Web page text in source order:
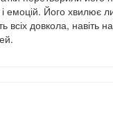
і емоцій. Його хвилює
всіх довкола, навіть